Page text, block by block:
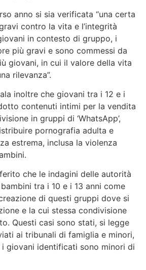
anno si sia verificata “una certa
contro la vita e l’integrità
in contesto di gruppo, i
più gravi e sono commessi da
giovani, in cui il valore della vita
rilevanza”.
inoltre che giovani tra i 12 e i
contenuti intimi per la vendita
in gruppi di ‘WhatsApp’,
pornografia adulta e
estrema, inclusa la violenza
che le indagini delle autorità
tra i 10 e i 13 anni come
di questi gruppi dove si
e la cui stessa condivisione
Questi casi sono stati, si legge
ai tribunali di famiglia e minori,
giovani identificati sono minori di